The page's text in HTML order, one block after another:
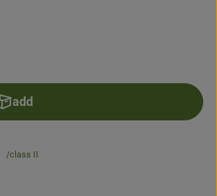
add
Add product to basket
class II